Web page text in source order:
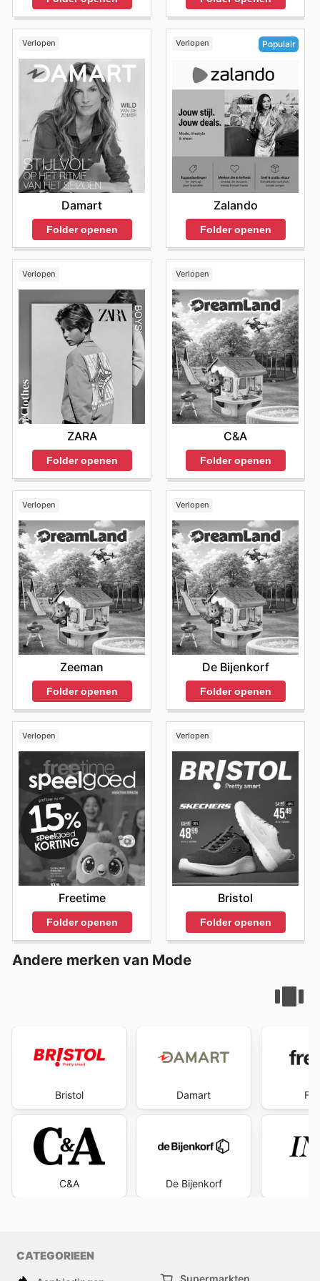
Verlopen
Damart
Folder openen
Verlopen Populair
Zalando
Folder openen
Verlopen
ZARA
Folder openen
Verlopen
C&A
Folder openen
Verlopen
Zeeman
Folder openen
Verlopen
De Bijenkorf
Folder openen
Verlopen
Freetime
Folder openen
Verlopen
Bristol
Folder openen
Andere merken van Mode
Bristol
C&A
Damart
De Bijenkorf
CATEGORIEEN
Supermarkten